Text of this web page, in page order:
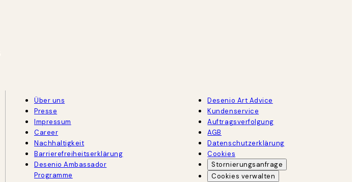
Über uns
Presse
Impressum
Career
Nachhaltigkeit
Barrierefreiheitserklärung
Desenio Ambassador
Programme
Desenio Art Advice
Kundenservice
Auftragsverfolgung
AGB
Datenschutzerklärung
Cookies
Stornierungsanfrage
Cookies verwalten